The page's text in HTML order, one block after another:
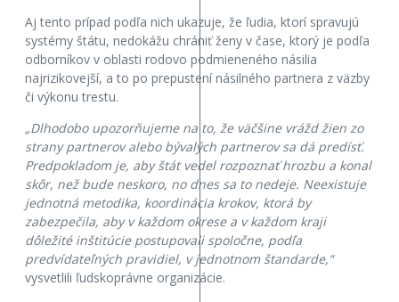
Aj tento prípad podľa nich ukazuje, že ľudia, ktorí spravujú
systémy štátu, nedokážu chrániť ženy v čase, ktorý je podľa
odborníkov v oblasti rodovo podmieneného násilia
najrizikovejší, a to po prepustení násilného partnera z väzby
či výkonu trestu.
„Dlhodobo upozorňujeme na to, že väčšine vrážd žien zo
strany partnerov alebo bývalých partnerov sa dá predísť.
Predpokladom je, aby štát vedel rozpoznať hrozbu a konal
skôr, než bude neskoro, no dnes sa to nedeje. Neexistuje
jednotná metodika, koordinácia krokov, ktorá by
zabezpečila, aby v každom okrese a v každom kraji
dôležité inštitúcie postupovali spoločne, podľa
predvídateľných pravidiel, v jednotnom štandarde,“
vysvetlili ľudskoprávne organizácie.